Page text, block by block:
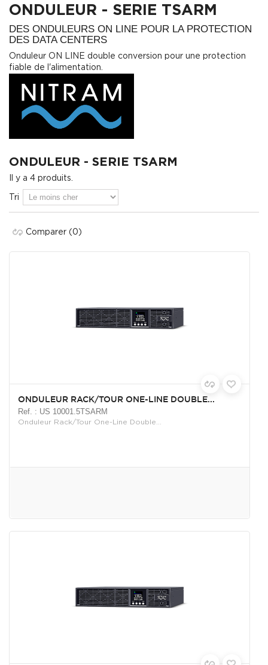
ONDULEUR - SERIE TSARM
DES ONDULEURS ON LINE POUR LA PROTECTION
DES DATA CENTERS
Onduleur ON LINE double conversion pour une protection
fiable de l'alimentation.
ONDULEUR - SERIE TSARM
Il y a 4 produits.
Tri
Comparer (0)
ONDULEUR RACK/TOUR ONE-LINE DOUBLE...
Ref. : US 10001.5TSARM
Onduleur Rack/Tour One-Line Double...